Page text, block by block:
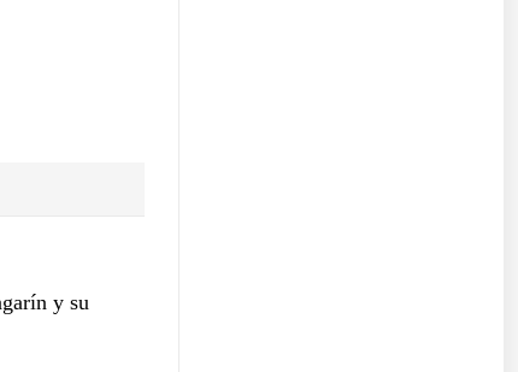
y su